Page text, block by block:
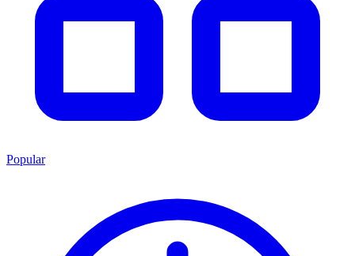
Popular